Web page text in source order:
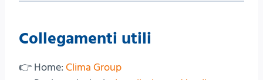
Collegamenti utili
👉 Home: Clima Group